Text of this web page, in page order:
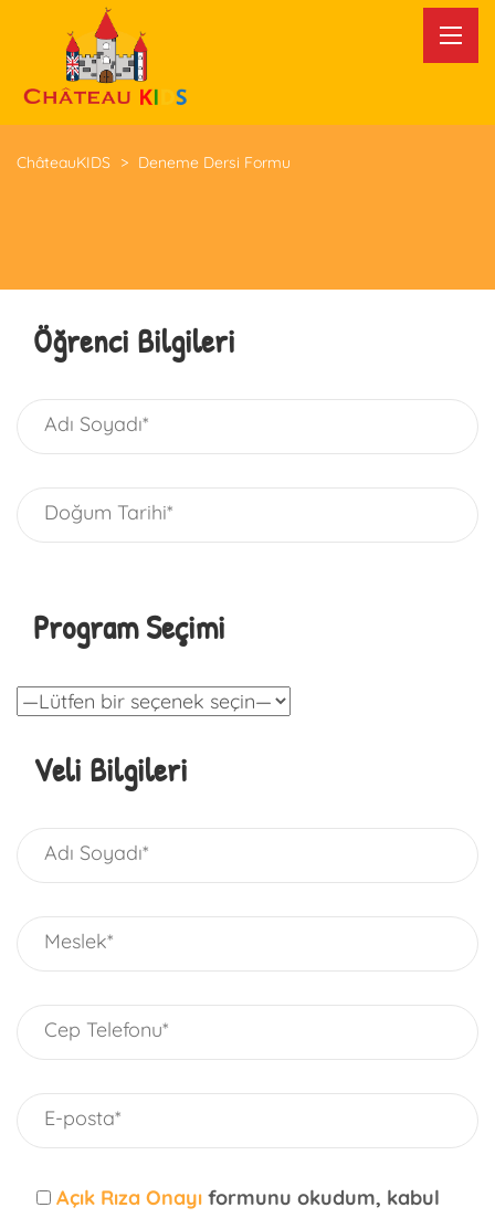
ChâteauKIDS > Deneme Dersi Formu
Öğrenci Bilgileri
Program Seçimi
Veli Bilgileri
Açık Rıza Onayı formunu okudum, kabul